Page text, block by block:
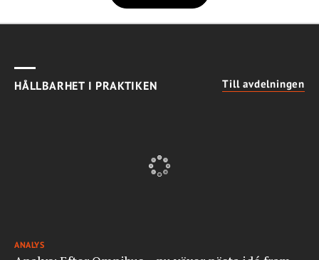
HÅLLBARHET I PRAKTIKEN Till avdelningen
ANALYS